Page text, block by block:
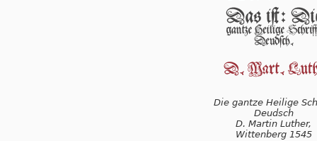
Die gantze Heilige
Deudsch
D. Martin Luther,
Wittenberg 1545